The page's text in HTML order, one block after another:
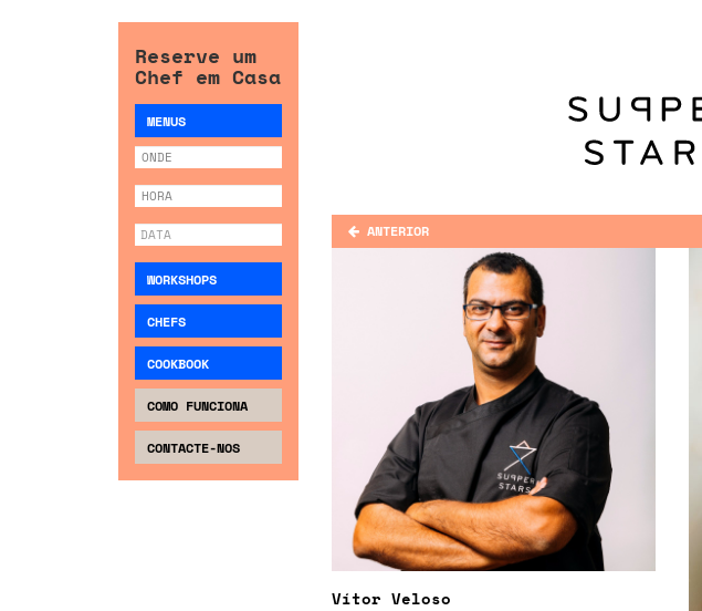
Reserve um
Chef em Casa
MENUS
WORKSHOPS
CHEFS
COOKBOOK
COMO FUNCIONA
CONTACTE-NOS
ANTERIOR
Vítor Veloso